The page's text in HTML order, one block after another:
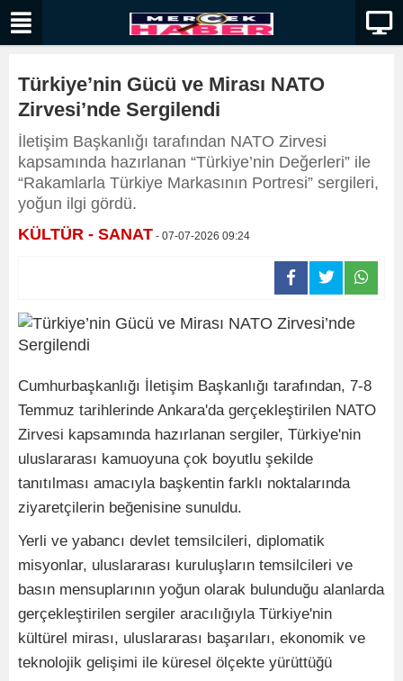
Türkiye’nin Gücü ve Mirası NATO
Zirvesi’nde Sergilendi
İletişim Başkanlığı tarafından NATO Zirvesi
kapsamında hazırlanan “Türkiye’nin Değerleri” ile
“Rakamlarla Türkiye Markasının Portresi” sergileri,
yoğun ilgi gördü.
KÜLTÜR - SANAT - 07-07-2026 09:24
Cumhurbaşkanlığı İletişim Başkanlığı tarafından, 7-8
Temmuz tarihlerinde Ankara'da gerçekleştirilen NATO
Zirvesi kapsamında hazırlanan sergiler, Türkiye'nin
uluslararası kamuoyuna çok boyutlu şekilde
tanıtılması amacıyla başkentin farklı noktalarında
ziyaretçilerin beğenisine sunuldu.
Yerli ve yabancı devlet temsilcileri, diplomatik
misyonlar, uluslararası kuruluşların temsilcileri ve
basın mensuplarının yoğun olarak bulunduğu alanlarda
gerçekleştirilen sergiler aracılığıyla Türkiye'nin
kültürel mirası, uluslararası başarıları, ekonomik ve
teknolojik gelişimi ile küresel ölçekte yürüttüğü